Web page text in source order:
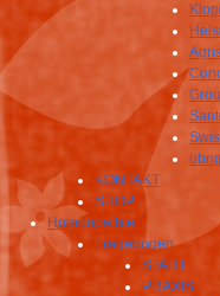
KONTAKT
SHOP
Homöopathie
Fragebögen
START
PRAXIS